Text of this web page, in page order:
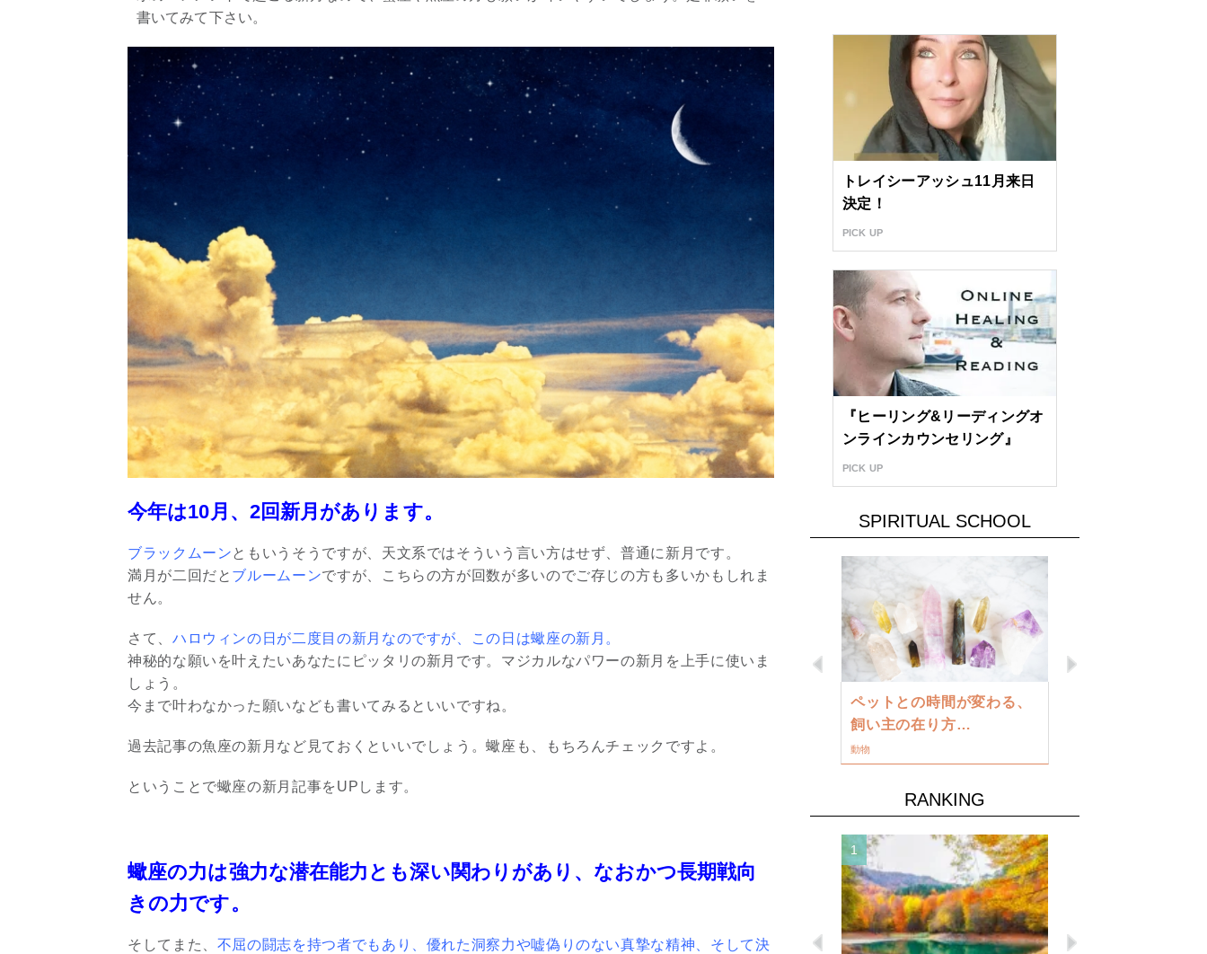
書いてみて下さい。
今年は10月、2回新月があります。
ブラックムーンともいうそうですが、天文系ではそういう言い方はせず、普通に新月です。
満月が二回だと ブルームーンですが、こちらの方が回数が多いのでご存じの方も多いかもしれま
せん。
さて、 ハロウィンの日が二度目の新月なのですが、この日は蠍座の新月。
神秘的な願いを叶えたいあなたにピッタリの新月です。マジカルなパワーの新月を上手に使いま
しょう。
今まで叶わなかった願いなども書いてみるといいですね。
過去記事の魚座の新月など見ておくといいでしょう。蠍座も、もちろんチェックですよ。
ということで蠍座の新月記事をUPします。
蠍座の力は強力な潜在能力とも深い関わりがあり、なおかつ長期戦向
きの力です。
そしてまた、 不屈の闘志を持つ者でもあり、優れた洞察力や嘘偽りのない真摯な精神、そして決
トレイシーアッシュ11月来日
決定！
PICK UP
『ヒーリング&リーディングオ
ンラインカウンセリング』
PICK UP
SPIRITUAL SCHOOL
Previous
ペットとの時間が変わる、
飼い主の在り方…
動物
RANKING
Previous
1